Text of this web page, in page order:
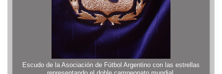
Escudo de la Asociación de Fútbol Argentino con las estrellas